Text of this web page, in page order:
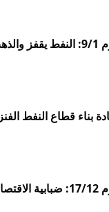
ملخص الأسواق: ماحدث بالأمس
بناء قطاع النفط
ملخص الأسواق: ماحدث بالأمس